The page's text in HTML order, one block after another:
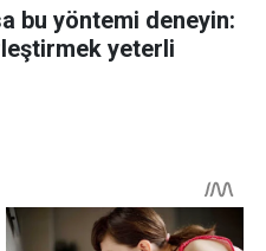
bu yöntemi deneyin:
yeterli